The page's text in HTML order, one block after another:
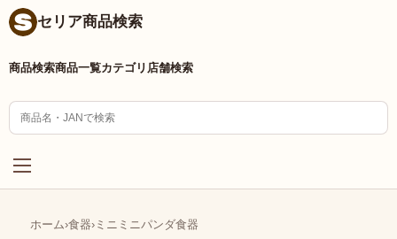
セリア商品検索
商品検索商品一覧カテゴリ 店舗検索
ホーム›食器› ミニミニパンダ食器